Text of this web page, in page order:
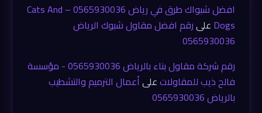
افضل شبواك طرق في رياض 0565930036 – Cats And
Dogs علىرقم افضل مقاول شبوك الرياض
0565930036
رقم شركة مقاول بناء بالرياض 0565930036 - مؤسسة
فالح ذيب للمقاولاتعلىأعمال الترميم والتشطيب
بالرياض 0565930036